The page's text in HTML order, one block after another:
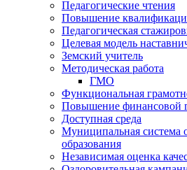
Педагогические чтения
Повышение
Педагогическая
Целевая модель
Земский учитель
Методическая работа
ГМО
Функциональная
Повышение финансовой
Доступная среда
Муниципальная система
образования
Независимая оценка